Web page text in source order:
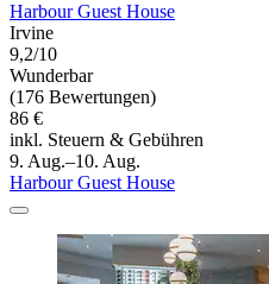
Harbour Guest House
Irvine
9,2/10
Wunderbar
(176 Bewertungen)
86 €
inkl. Steuern & Gebühren
9. Aug.–10. Aug.
Harbour Guest House